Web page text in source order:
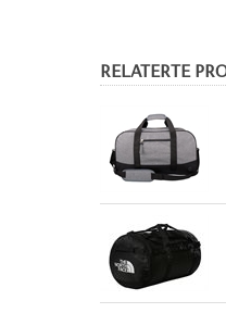
RELATERTE